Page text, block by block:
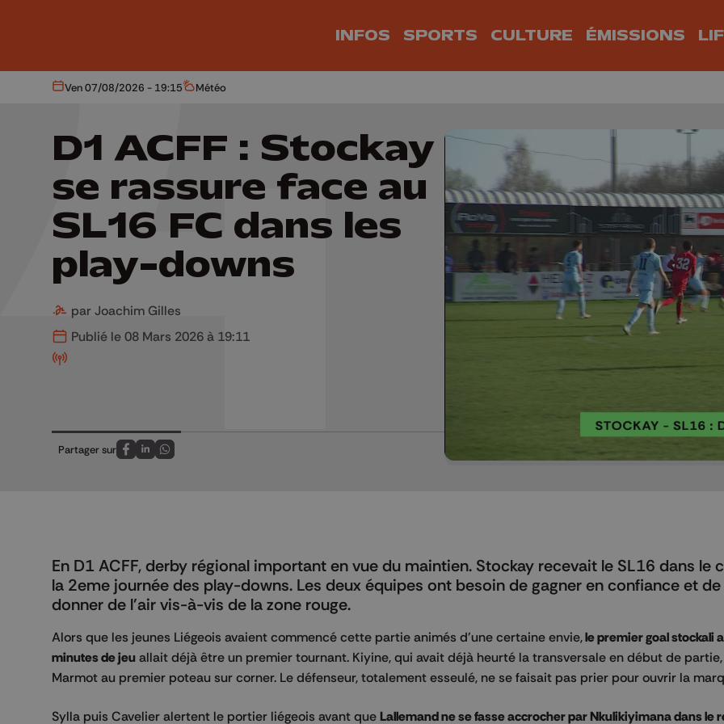
INFOS SPORTS CULTURE ÉMISSIONS
Aujourd'hui
Ven 07/08/2026 - 19:15 Météo
Météo
D1 ACFF : Stockay
se rassure face au
SL16 FC dans les
play-downs
par Joachim Gilles
Publié le 08 Mars 2026 à 19:11
Partager sur
Partagez sur FaceBook
Partagez sur LinkedIn
Partagez sur Whatsapp
En D1 ACFF, derby régional important en vue du maintien. Stockay recevait le SL16 dans le
la 2eme journée des play-downs. Les deux équipes ont besoin de gagner en confiance et de
donner de l'air vis-à-vis de la zone rouge.
Alors que les jeunes Liégeois avaient commencé cette partie animés d'une certaine envie,le premier goal stockali
minutes de jeu allait déjà être un premier tournant. Kiyine, qui avait déjà heurté la transversale en début de
Marmot au premier poteau sur corner. Le défenseur, totalement esseulé, ne se faisait pas prier pour ouvrir la
Sylla puis Cavelier alertent le portier liégeois avant que Lallemand ne se fasse accrocher par Nkulikiyimana dans le